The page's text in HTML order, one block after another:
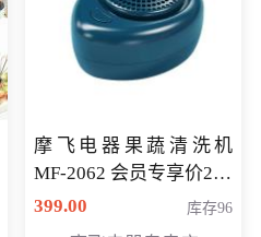
摩飞电器果蔬清洗机
MF-2062 会员专享价268
元
399.00 库存96